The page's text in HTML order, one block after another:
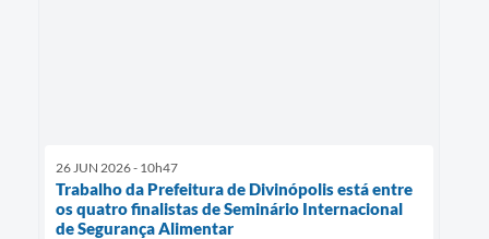
26 JUN 2026 - 10h47
Trabalho da Prefeitura de Divinópolis está entre
os quatro finalistas de Seminário Internacional
de Segurança Alimentar